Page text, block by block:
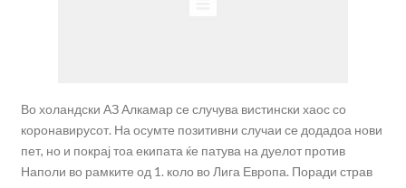
Во холандски АЗ Алкамар се случува вистински хаос со
коронавирусот. На осумте позитивни случаи се додадоа нови
пет, но и покрај тоа екипата ќе патува на дуелот против
Наполи во рамките од 1. коло во Лига Европа. Поради страв